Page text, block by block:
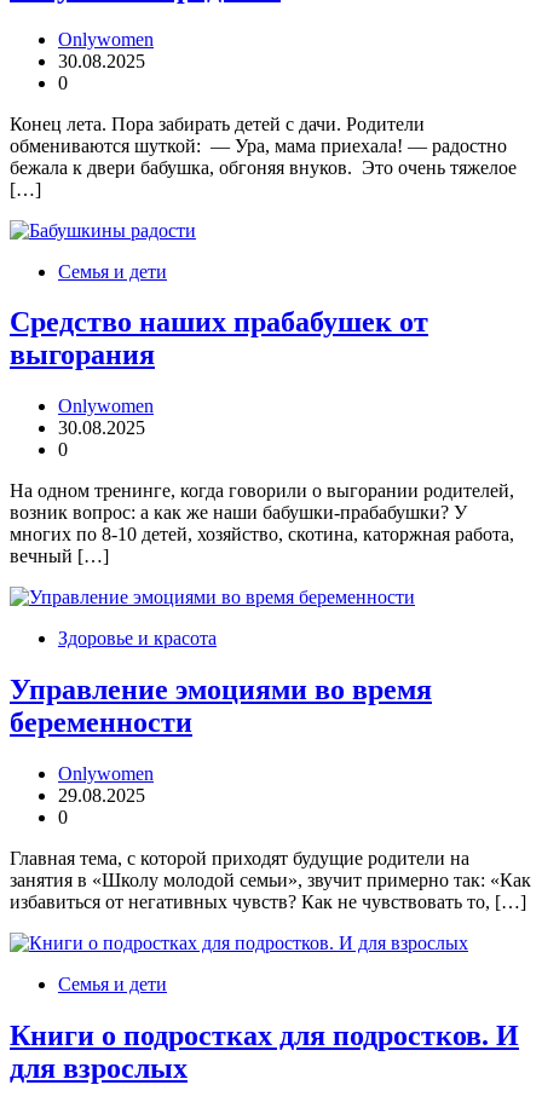
Onlywomen
30.08.2025
0
Конец лета. Пора забирать детей с дачи. Родители
обмениваются шуткой: — Ура, мама приехала! — радостно
бежала к двери бабушка, обгоняя внуков. Это очень тяжелое
[…]
Семья и дети
Средство наших прабабушек от
выгорания
Onlywomen
30.08.2025
0
На одном тренинге, когда говорили о выгорании родителей,
возник вопрос: а как же наши бабушки-прабабушки? У
многих по 8-10 детей, хозяйство, скотина, каторжная работа,
вечный […]
Здоровье и красота
Управление эмоциями во время
беременности
Onlywomen
29.08.2025
0
Главная тема, с которой приходят будущие родители на
занятия в «Школу молодой семьи», звучит примерно так: «Как
избавиться от негативных чувств? Как не чувствовать то, […]
Семья и дети
Книги о подростках для подростков. И
для взрослых